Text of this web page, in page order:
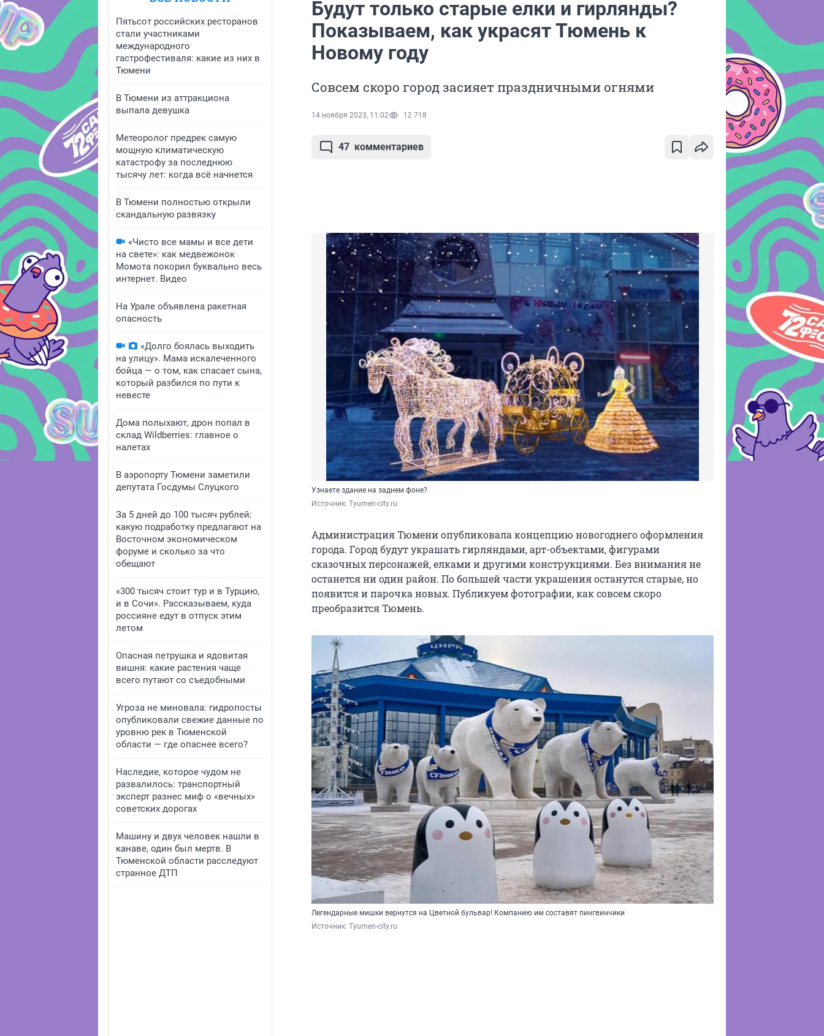
Пятьсот российских ресторанов
стали участниками
международного
гастрофестиваля: какие из них в
Тюмени
В Тюмени из аттракциона
выпала девушка
Метеоролог предрек самую
мощную климатическую
катастрофу за последнюю
тысячу лет: когда всё начнется
В Тюмени полностью открыли
скандальную развязку
«Чисто все мамы и все дети
на свете»: как медвежонок
Момота покорил буквально весь
интернет. Видео
На Урале объявлена ракетная
опасность
«Долго боялась выходить
на улицу». Мама искалеченного
бойца — о том, как спасает сына,
который разбился по пути к
невесте
Дома полыхают, дрон попал в
склад Wildberries: главное о
налетах
В аэропорту Тюмени заметили
депутата Госдумы Слуцкого
За 5 дней до 100 тысяч рублей:
какую подработку предлагают на
Восточном экономическом
форуме и сколько за что
обещают
«300 тысяч стоит тур и в Турцию,
и в Сочи». Рассказываем, куда
россияне едут в отпуск этим
летом
Опасная петрушка и ядовитая
вишня: какие растения чаще
всего путают со съедобными
Угроза не миновала: гидропосты
опубликовали свежие данные по
уровню рек в Тюменской
области — где опаснее всего?
Наследие, которое чудом не
развалилось: транспортный
эксперт разнес миф о «вечных»
советских дорогах
Машину и двух человек нашли в
канаве, один был мертв. В
Тюменской области расследуют
странное ДТП
Будут только старые елки и гирлянды?
Показываем, как украсят Тюмень к
Новому году
Совсем скоро город засияет праздничными огнями
14 ноября 2023, 11:02 12 718
47 комментариев
Узнаете здание на заднем фоне?
Источник: Tyumen-city.ru
Администрация Тюмени опубликовала концепцию новогоднего оформления
города. Город будут украшать гирляндами, арт-объектами, фигурами
сказочных персонажей, елками и другими конструкциями. Без внимания не
останется ни один район. По большей части украшения останутся старые, но
появится и парочка новых. Публикуем фотографии, как совсем скоро
преобразится Тюмень.
Легендарные мишки вернутся на Цветной бульвар! Компанию им составят пингвинчики
Источник: Tyumen-city.ru